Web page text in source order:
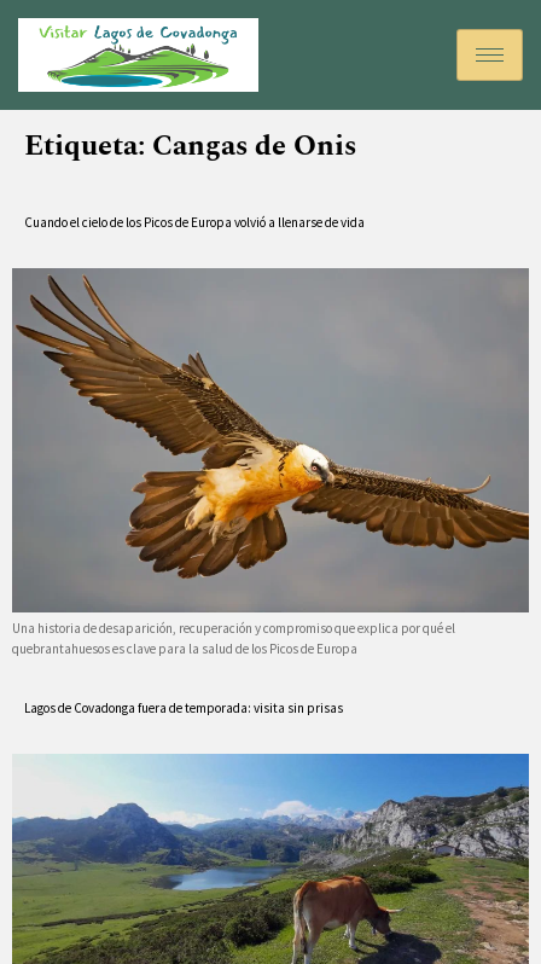
Etiqueta: Cangas de Onis
Cuando el cielo de los Picos de Europa volvió a llenarse de vida
Una historia de desaparición, recuperación y compromiso que explica por qué el
quebrantahuesos es clave para la salud de los Picos de Europa
Lagos de Covadonga fuera de temporada: visita sin prisas